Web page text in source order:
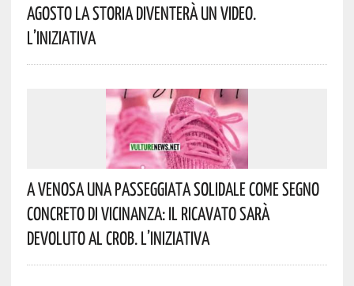
Agosto La Storia Diventerà Un Video.
L’iniziativa
A Venosa Una Passeggiata Solidale Come Segno
Concreto Di Vicinanza: Il Ricavato Sarà
Devoluto Al CROB. L’iniziativa